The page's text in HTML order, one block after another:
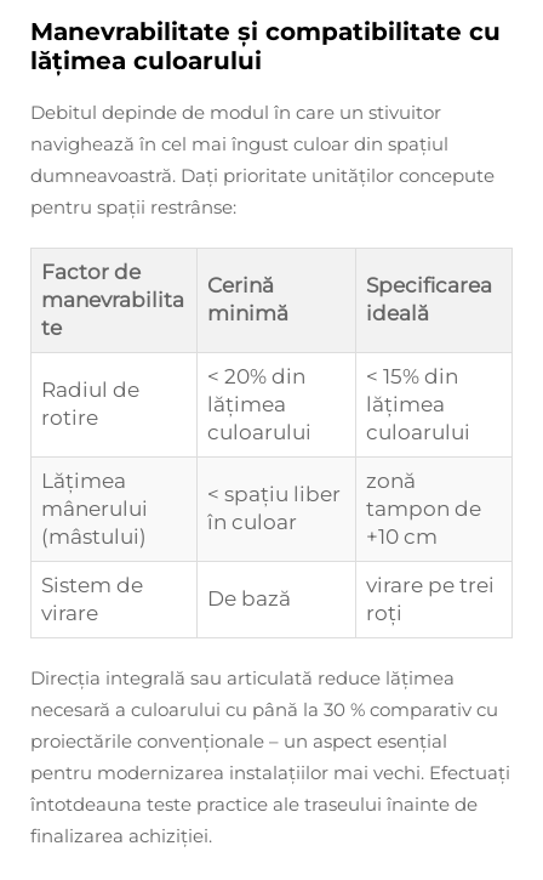
Manevrabilitate și compatibilitate cu
lățimea culoarului
Debitul depinde de modul în care un stivuitor
navighează în cel mai îngust culoar din spațiul
dumneavoastră. Dați prioritate unităților concepute
pentru spații restrânse:
Factor de
manevrabilita
te
Cerină
minimă
Specificarea
ideală
Radiul de
rotire
< 20% din
lățimea
culoarului
< 15% din
lățimea
culoarului
Lățimea
mânerului
(mâstului)
< spațiu liber
în culoar
zonă
tampon de
+10 cm
Sistem de
virare
De bază
virare pe trei
roți
Direcția integrală sau articulată reduce lățimea
necesară a culoarului cu până la 30 % comparativ cu
proiectările convenționale – un aspect esențial
pentru modernizarea instalațiilor mai vechi. Efectuați
întotdeauna teste practice ale traseului înainte de
finalizarea achiziției.